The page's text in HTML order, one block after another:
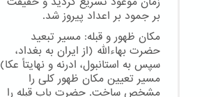
بر جمود بر اعداد پیروز شد.
مکان ظهور و قبله: مسیر تبعید
حضرت بهاءالله (از ایران به بغداد،
سپس به استانبول، ادرنه و نهایتاً عکا)
مسیر تعیین مکان ظهور کلی را
مشخص ساخت. حضرت باب قبله را